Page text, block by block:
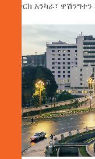
የቱርክ አንካራ፣